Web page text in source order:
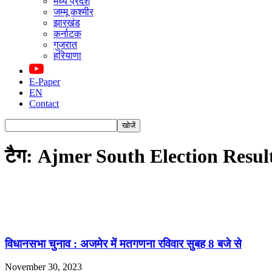
जम्मू कश्मीर
झारखंड
कर्नाटक
गुजरात
हरियाणा
E-Paper
EN
Contact
टैग: Ajmer South Election
विधानसभा चुनाव : अजमेर में मतगणना रविवार सुबह 8 बजे से
November 30, 2023